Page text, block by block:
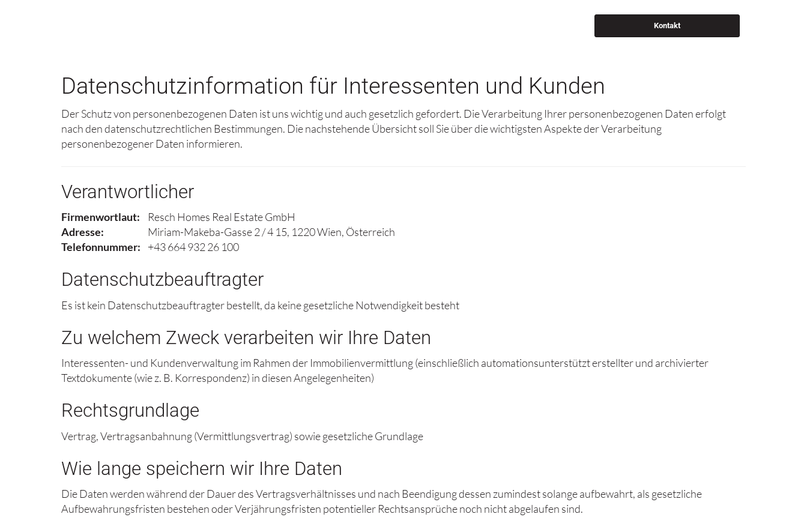
Kontakt
Datenschutzinformation für Interessenten und Kunden
Der Schutz von personenbezogenen Daten ist uns wichtig und auch gesetzlich gefordert. Die Verarbeitung Ihrer personenbezogenen Daten erfolgt
nach den datenschutzrechtlichen Bestimmungen. Die nachstehende Übersicht soll Sie über die wichtigsten Aspekte der Verarbeitung
personenbezogener Daten informieren.
Verantwortlicher
Firmenwortlaut:
Resch Homes Real Estate GmbH
Adresse:
Miriam-Makeba-Gasse 2 / 4 15, 1220 Wien, Österreich
Telefonnummer:
+43 664 932 26 100
Datenschutzbeauftragter
Es ist kein Datenschutzbeauftragter bestellt, da keine gesetzliche Notwendigkeit besteht
Zu welchem Zweck verarbeiten wir Ihre Daten
Interessenten- und Kundenverwaltung im Rahmen der Immobilienvermittlung (einschließlich automationsunterstützt erstellter und archivierter
Textdokumente (wie z. B. Korrespondenz) in diesen Angelegenheiten)
Rechtsgrundlage
Vertrag, Vertragsanbahnung (Vermittlungsvertrag) sowie gesetzliche Grundlage
Wie lange speichern wir Ihre Daten
Die Daten werden während der Dauer des Vertragsverhältnisses und nach Beendigung dessen zumindest solange aufbewahrt, als gesetzliche
Aufbewahrungsfristen bestehen oder Verjährungsfristen potentieller Rechtsansprüche noch nicht abgelaufen sind.